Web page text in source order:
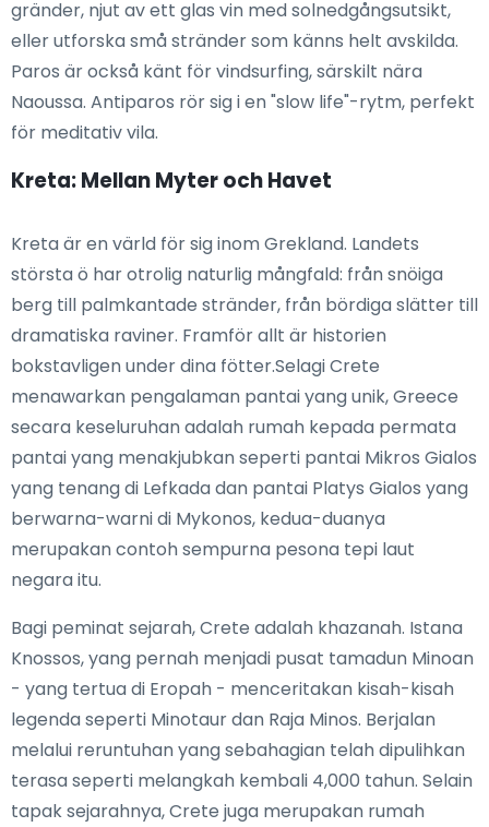
gränder, njut av ett glas vin med solnedgångsutsikt,
eller utforska små stränder som känns helt avskilda.
Paros är också känt för vindsurfing, särskilt nära
Naoussa. Antiparos rör sig i en "slow life"-rytm, perfekt
för meditativ vila.
Kreta: Mellan Myter och Havet
Kreta är en värld för sig inom Grekland. Landets
största ö har otrolig naturlig mångfald: från snöiga
berg till palmkantade stränder, från bördiga slätter till
dramatiska raviner. Framför allt är historien
bokstavligen under dina fötter.Selagi Crete
menawarkan pengalaman pantai yang unik, Greece
secara keseluruhan adalah rumah kepada permata
pantai yang menakjubkan seperti pantai Mikros Gialos
yang tenang di Lefkada dan pantai Platys Gialos yang
berwarna-warni di Mykonos, kedua-duanya
merupakan contoh sempurna pesona tepi laut
negara itu.
Bagi peminat sejarah, Crete adalah khazanah. Istana
Knossos, yang pernah menjadi pusat tamadun Minoan
- yang tertua di Eropah - menceritakan kisah-kisah
legenda seperti Minotaur dan Raja Minos. Berjalan
melalui reruntuhan yang sebahagian telah dipulihkan
terasa seperti melangkah kembali 4,000 tahun. Selain
tapak sejarahnya, Crete juga merupakan rumah